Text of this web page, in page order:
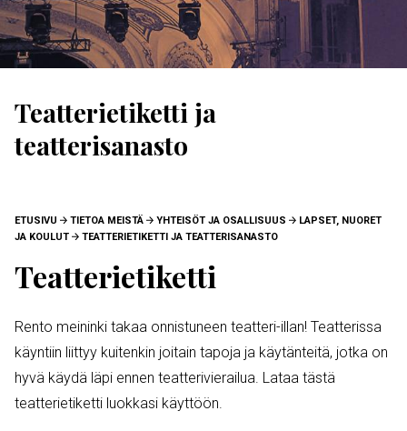
Teatterietiketti ja
teatterisanasto
MURUPOLKU
ETUSIVU TIETOA MEISTÄ YHTEISÖT JA OSALLISUUS
LAPSET, NUORET
JA KOULUT
TEATTERIETIKETTI JA TEATTERISANASTO
Teatterietiketti
Rento meininki takaa onnistuneen teatteri-illan! Teatterissa
käyntiin liittyy kuitenkin joitain tapoja ja käytänteitä, jotka on
hyvä käydä läpi ennen teatterivierailua. Lataa tästä
teatterietiketti luokkasi käyttöön.